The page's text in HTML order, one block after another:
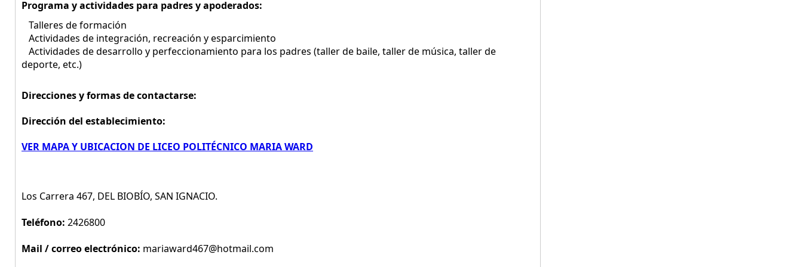
Programa y actividades para padres y apoderados:
Talleres de formación
Actividades de integración, recreación y esparcimiento
Actividades de desarrollo y perfeccionamiento para los padres (taller de baile, taller de música, taller de
deporte, etc.)
Direcciones y formas de contactarse:
Dirección del establecimiento:
VER MAPA Y UBICACION DE LICEO POLITÉCNICO MARIA WARD
Los Carrera 467, DEL BIOBÍO, SAN IGNACIO.
Teléfono: 2426800
Mail / correo electrónico: mariaward467@hotmail.com